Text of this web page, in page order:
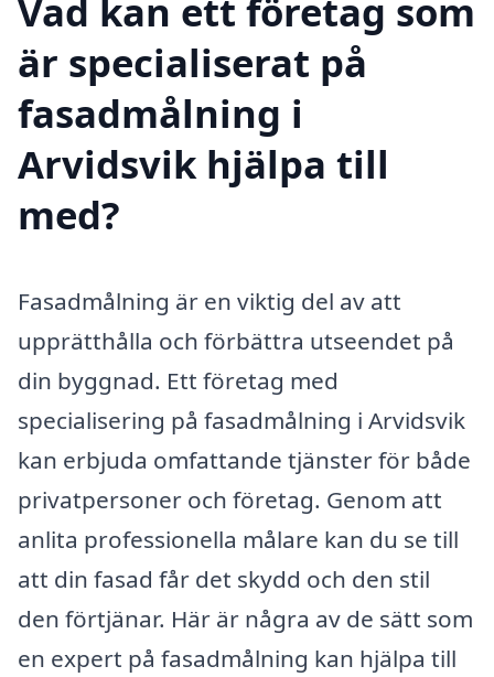
Vad kan ett företag som
är specialiserat på
fasadmålning i
Arvidsvik hjälpa till
med?
Fasadmålning är en viktig del av att
upprätthålla och förbättra utseendet på
din byggnad. Ett företag med
specialisering på fasadmålning i Arvidsvik
kan erbjuda omfattande tjänster för både
privatpersoner och företag. Genom att
anlita professionella målare kan du se till
att din fasad får det skydd och den stil
den förtjänar. Här är några av de sätt som
en expert på fasadmålning kan hjälpa till